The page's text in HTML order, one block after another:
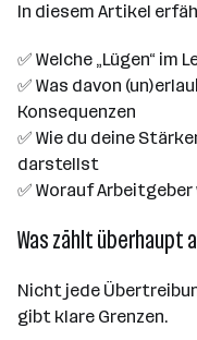
In diesem Artikel
✅ Welche „Lügen“
✅ Was davon
Konsequenzen
✅ Wie du deine
darstellst
✅ Worauf
Was zählt überhaupt
Nicht jede
gibt klare Grenzen.